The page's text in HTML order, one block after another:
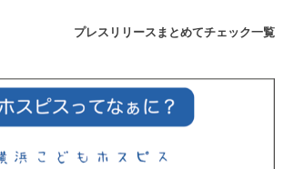
プレスリリースまとめてチェック一覧